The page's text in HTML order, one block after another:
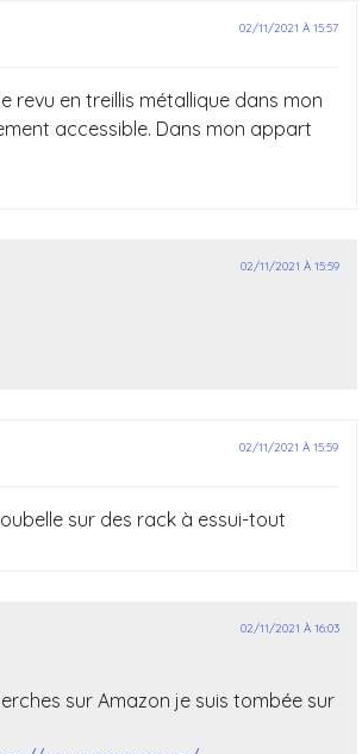
02/11/2021 À 15:57
revu en treillis métallique dans mon
accessible. Dans mon appart
02/11/2021 À 15:59
02/11/2021 À 15:59
sur des rack à essui-tout
02/11/2021 À 16:03
sur Amazon je suis tombée sur